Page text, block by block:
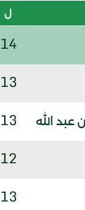
ل
14
13
عبد الله 13
12
13